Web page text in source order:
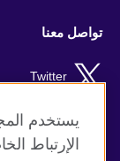
تواصل معنا
Twitter
RSS
يستخدم
الإرتباط